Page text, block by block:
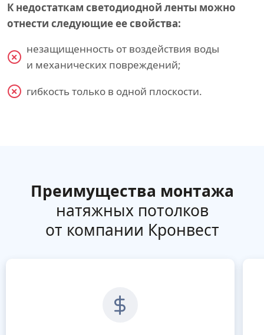
К недостаткам светодиодной ленты можно
отнести следующие ее свойства:
незащищенность от воздействия воды
и механических повреждений;
гибкость только в одной плоскости.
Преимущества монтажа
натяжных потолков
от компании Кронвест